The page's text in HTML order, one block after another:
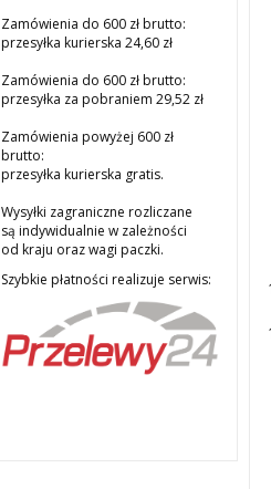
Zamówienia do 600 zł brutto:
przesyłka kurierska 24,60 zł
Zamówienia do 600 zł brutto:
przesyłka za pobraniem 29,52 zł
Zamówienia powyżej 600 zł
brutto:
przesyłka kurierska gratis.
Wysyłki zagraniczne rozliczane
są indywidualnie w zależności
od kraju oraz wagi paczki.
Szybkie płatności realizuje serwis: